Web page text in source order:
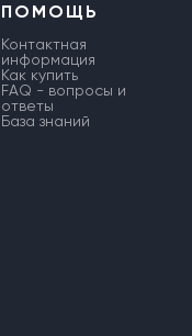
ПОМОЩЬ
Контактная
информация
Как купить
FAQ - вопросы и
ответы
База знаний